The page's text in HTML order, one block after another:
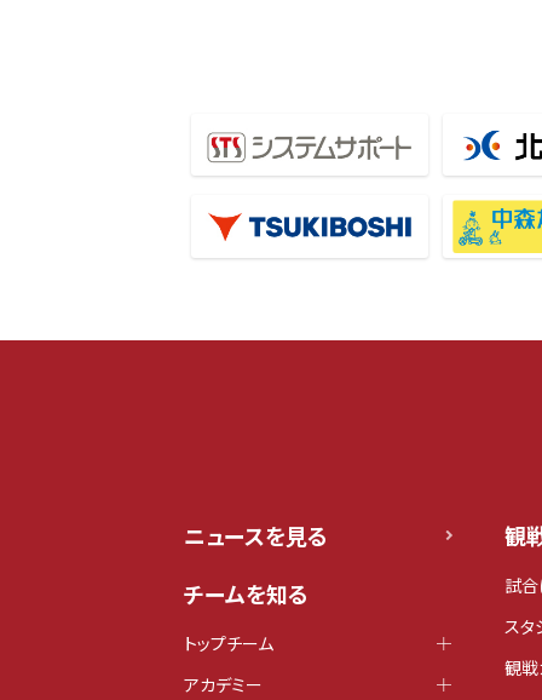
ニュースを見る
チームを知る
トップチーム
アカデミー
観
試合
スタ
観戦